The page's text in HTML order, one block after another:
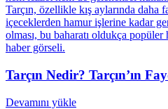
Tarçın Nedir? Tarçın’ın
Devamını yükle